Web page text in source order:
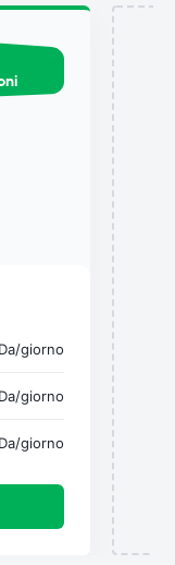
Da/giorno
Da/giorno
Da/giorno